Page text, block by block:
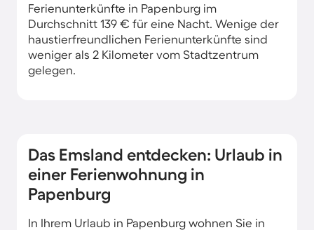
Ferienunterkünfte in Papenburg im
Durchschnitt 139 € für eine Nacht. Wenige der
haustierfreundlichen Ferienunterkünfte sind
weniger als 2 Kilometer vom Stadtzentrum
gelegen.
Das Emsland entdecken: Urlaub in
einer Ferienwohnung in
Papenburg
In Ihrem Urlaub in Papenburg wohnen Sie in